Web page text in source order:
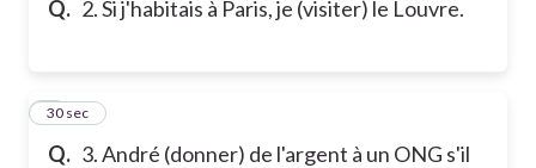
Q. 2. Si j'habitais à Paris, je (visiter) le Louvre.
Q. 3. André (donner) de l'argent à un ONG s'il
3
30 sec